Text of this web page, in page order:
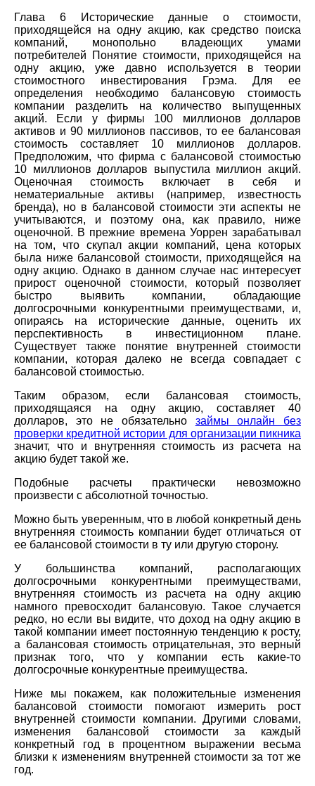
Глава 6 Исторические данные о стоимости,
приходящейся на одну акцию, как средство поиска
компаний, монопольно владеющих умами
потребителей Понятие стоимости, приходящейся на
одну акцию, уже давно используется в теории
стоимостного инвестирования Грэма. Для ее
определения необходимо балансовую стоимость
компании разделить на количество выпущенных
акций. Если у фирмы 100 миллионов долларов
активов и 90 миллионов пассивов, то ее балансовая
стоимость составляет 10 миллионов долларов.
Предположим, что фирма с балансовой стоимостью
10 миллионов долларов выпустила миллион акций.
Оценочная стоимость включает в себя и
нематериальные активы (например, известность
бренда), но в балансовой стоимости эти аспекты не
учитываются, и поэтому она, как правило, ниже
оценочной. В прежние времена Уоррен зарабатывал
на том, что скупал акции компаний, цена которых
была ниже балансовой стоимости, приходящейся на
одну акцию. Однако в данном случае нас интересует
прирост оценочной стоимости, который позволяет
быстро выявить компании, обладающие
долгосрочными конкурентными преимуществами, и,
опираясь на исторические данные, оценить их
перспективность в инвестиционном плане.
Существует также понятие внутренней стоимости
компании, которая далеко не всегда совпадает с
балансовой стоимостью.
Таким образом, если балансовая стоимость,
приходящаяся на одну акцию, составляет 40
долларов, это не обязательно займы онлайн без
проверки кредитной истории для организации пикника
значит, что и внутренняя стоимость из расчета на
акцию будет такой же.
Подобные расчеты практически невозможно
произвести с абсолютной точностью.
Можно быть уверенным, что в любой конкретный день
внутренняя стоимость компании будет отличаться от
ее балансовой стоимости в ту или другую сторону.
У большинства компаний, располагающих
долгосрочными конкурентными преимуществами,
внутренняя стоимость из расчета на одну акцию
намного превосходит балансовую. Такое случается
редко, но если вы видите, что доход на одну акцию в
такой компании имеет постоянную тенденцию к росту,
а балансовая стоимость отрицательная, это верный
признак того, что у компании есть какие-то
долгосрочные конкурентные преимущества.
Ниже мы покажем, как положительные изменения
балансовой стоимости помогают измерить рост
внутренней стоимости компании. Другими словами,
изменения балансовой стоимости за каждый
конкретный год в процентном выражении весьма
близки к изменениям внутренней стоимости за тот же
год.